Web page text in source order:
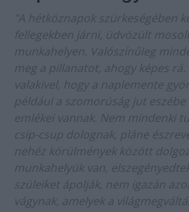
"A hétköznapok szürkeségében
fellegekben járni, üdvözült
munkahelyen. Valószínűleg
meg a pillanatot, ahogy képes
valakivel, hogy a naplemente
például a szomorúság jut
emlékei vannak. Nem mindenki
csip-csup dolognak, pláne
nehéz körülmények között
munkahelyük van,
szüleiket ápolják, nem igazán
vágynak, amelyek a